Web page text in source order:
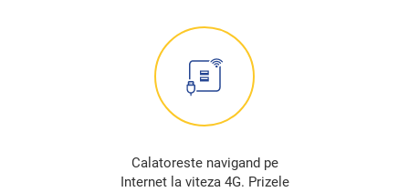
Calatoreste navigand pe
Internet la viteza 4G. Prizele